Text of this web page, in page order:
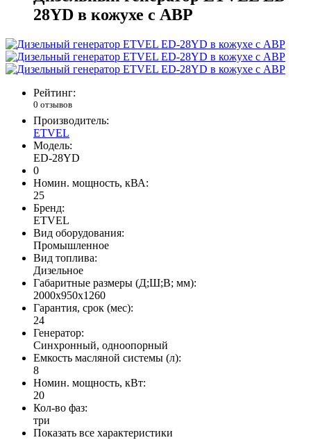
28YD в кожухе с АВР
Рейтинг:
0 отзывов
Производитель:
ETVEL
Модель:
ED-28YD
0
Номин. мощность, кВА:
25
Бренд:
ETVEL
Вид оборудования:
Промышленное
Вид топлива:
Дизельное
Габаритные размеры (Д;Ш;В; мм):
2000x950x1260
Гарантия, срок (мес):
24
Генератор:
Синхронный, одноопорный
Емкость масляной системы (л):
8
Номин. мощность, кВт:
20
Кол-во фаз:
три
Показать все характеристики